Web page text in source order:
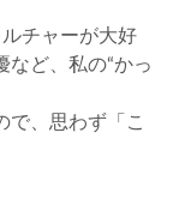
チャーが大好
など、私の“かっ
で、思わず「こ